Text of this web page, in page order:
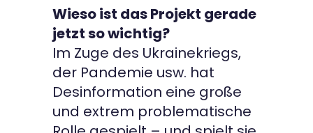
Wieso ist das Projekt gerade
jetzt so wichtig?
Im Zuge des Ukrainekriegs,
der Pandemie usw. hat
Desinformation eine große
und extrem problematische